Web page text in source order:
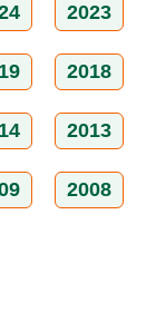
2023
2018
2013
2008